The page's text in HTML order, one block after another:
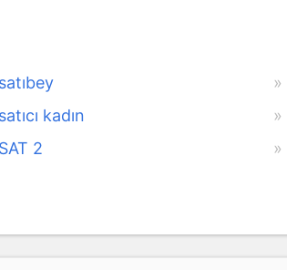
satıbey
satıcı kadın
SAT 2